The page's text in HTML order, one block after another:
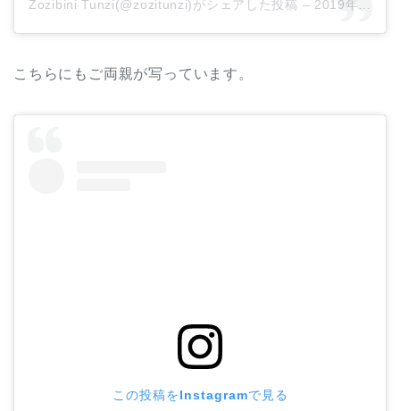
Zozibini Tunzi(@zozitunzi)がシェアした投稿 – 2019年12月月8日午前4時42分PST
こちらにもご両親が写っています。
この投稿をInstagramで見る